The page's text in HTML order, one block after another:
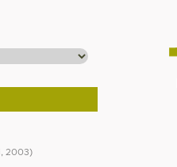
2003)